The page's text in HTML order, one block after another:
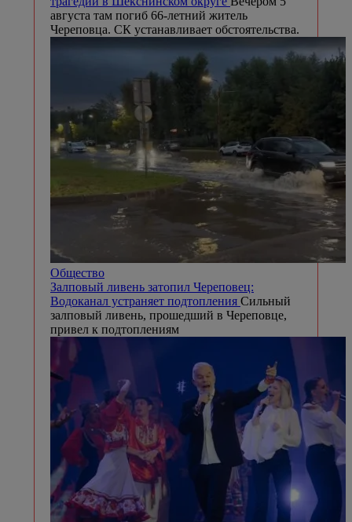
августа там погиб 66-летний житель
Череповца. СК устанавливает обстоятельства.
Общество
Залповый ливень затопил Череповец:
Водоканал устраняет подтопления Сильный
залповый ливень, прошедший в Череповце,
привел к подтоплениям